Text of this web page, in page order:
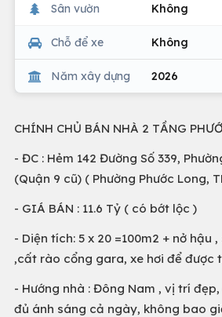
Sân vườn Không
Chỗ để xe Không
Năm xây dựng 2026
CHÍNH CHỦ BÁN NHÀ 2 TẦNG
- ĐC : Hẻm 142 Đường Số 339,
(Quận 9 cũ) ( Phường Phước Long,
- GIÁ BÁN : 11.6 Tỷ ( có bớt lộc )
- Diện tích: 5 x 20 =100m2 + nở hậu
,cất rào cổng gara, xe hơi để được
- Hướng nhà : Đông Nam , vị trí
đủ ánh sáng cả ngày, không bao